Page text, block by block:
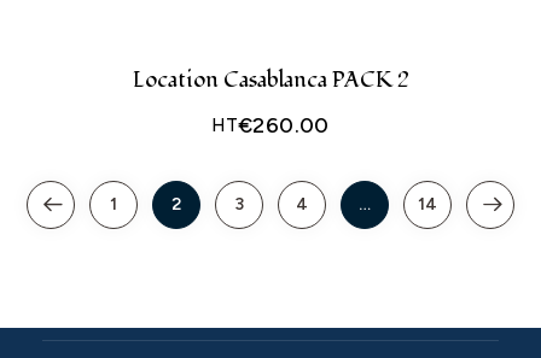
Location Casablanca PACK 2
€260.00
HT
1 2 3 4 … 14